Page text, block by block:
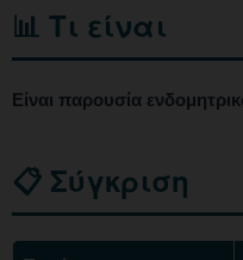
📊 Τι είναι
Είναι παρουσία
📋 Σύγκριση